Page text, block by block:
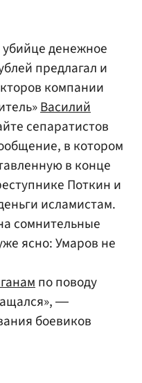
денежное
предлагал и
компании
Василий
сепаратистов
в котором
в конце
Поткин и
исламистам.
сомнительные
ясно: Умаров не
по поводу
―
боевиков